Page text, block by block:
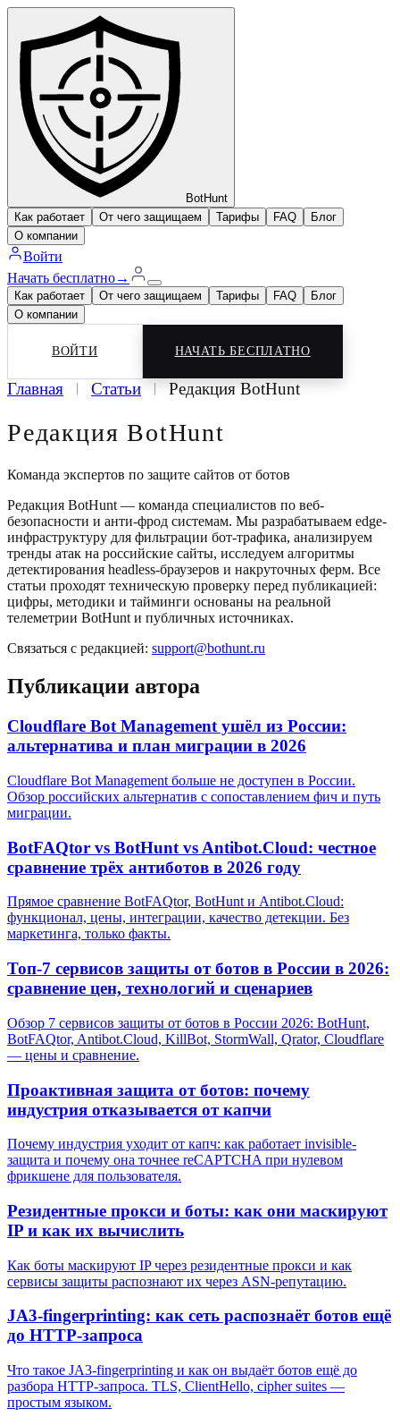
BotHunt
Как работает
От чего защищаем Тарифы FAQ
Блог
О компании
Войти
Начать бесплатно→
Как работает От чего защищаем Тарифы FAQ
Блог
О компании
ВОЙТИ НАЧАТЬ БЕСПЛАТНО
Главная Статьи Редакция BotHunt
Редакция BotHunt
Команда экспертов по защите сайтов от ботов
Редакция BotHunt — команда специалистов по веб-
безопасности и анти-фрод системам. Мы разрабатываем edge-
инфраструктуру для фильтрации бот-трафика, анализируем
тренды атак на российские сайты, исследуем алгоритмы
детектирования headless-браузеров и накруточных ферм. Все
статьи проходят техническую проверку перед публикацией:
цифры, методики и тайминги основаны на реальной
телеметрии BotHunt и публичных источниках.
Связаться с редакцией: support@bothunt.ru
Публикации автора
Cloudflare Bot Management ушёл из России:
альтернатива и план миграции в 2026
Cloudflare Bot Management больше не доступен в России.
Обзор российских альтернатив с сопоставлением фич и путь
миграции.
BotFAQtor vs BotHunt vs Antibot.Cloud: честное
сравнение трёх антиботов в 2026 году
Прямое сравнение BotFAQtor, BotHunt и Antibot.Cloud:
функционал, цены, интеграции, качество детекции. Без
маркетинга, только факты.
Топ-7 сервисов защиты от ботов в России в 2026:
сравнение цен, технологий и сценариев
Обзор 7 сервисов защиты от ботов в России 2026: BotHunt,
BotFAQtor, Antibot.Cloud, KillBot, StormWall, Qrator, Cloudflare
— цены и сравнение.
Проактивная защита от ботов: почему
индустрия отказывается от капчи
Почему индустрия уходит от капч: как работает invisible-
защита и почему она точнее reCAPTCHA при нулевом
фрикшене для пользователя.
Резидентные прокси и боты: как они маскируют
IP и как их вычислить
Как боты маскируют IP через резидентные прокси и как
сервисы защиты распознают их через ASN-репутацию.
JA3-fingerprinting: как сеть распознаёт ботов ещё
до HTTP-запроса
Что такое JA3-fingerprinting и как он выдаёт ботов ещё до
разбора HTTP-запроса. TLS, ClientHello, cipher suites —
простым языком.